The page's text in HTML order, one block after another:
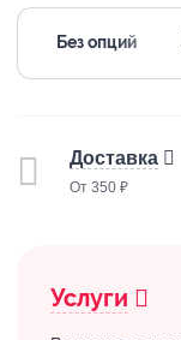
Без опций
Доставка
От 350 ₽
Услуги